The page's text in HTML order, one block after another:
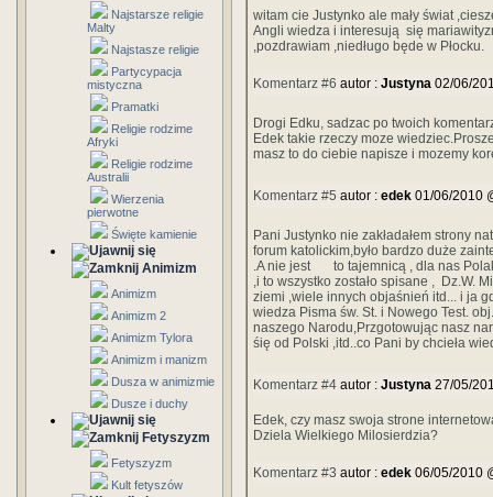
Najstarsze religie
Malty
Najstasze religie
Partycypacja
mistyczna
Pramatki
Religie rodzime
Afryki
Religie rodzime
Australii
Wierzenia
pierwotne
Święte kamienie
Animizm
Animizm
Animizm 2
Animizm Tylora
Animizm i manizm
Dusza w animizmie
Dusze i duchy
Fetyszyzm
Fetyszyzm
Kult fetyszów
witam cie Justynko ale mały świat
Angli wiedza i interesują się
,pozdrawiam ,niedługo będe w Płocku.
Komentarz #6 autor : Justyna 02/06/
Drogi Edku, sadzac po twoich
Edek takie rzeczy moze
masz to do ciebie napisze i mozemy
Komentarz #5 autor : edek 01/06/2010
Pani Justynko nie zakładałem strony
forum katolickim,było bardzo duże
.A nie jest to tajemnicą , dla nas
,i to wszystko zostało spisane , Dz.W.
ziemi ,wiele innych objaśnień itd... i ja
wiedza Pisma św. St. i Nowego Test.
naszego Narodu,Przgotowując nasz
śię od Polski ,itd..co Pani by chcieła
Komentarz #4 autor : Justyna 27/05/
Edek, czy masz swoja strone
Dziela Wielkiego Milosierdzia?
Komentarz #3 autor : edek 06/05/2010